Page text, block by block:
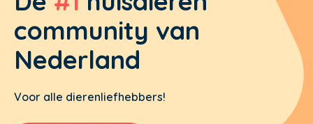
community van
Nederland
Voor alle dierenliefhebbers!